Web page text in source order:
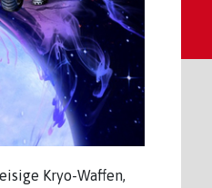
Kryo-Waffen,